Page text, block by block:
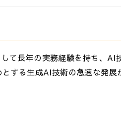
て長年の実務経験を持ち、AI
する生成AI技術の急速な発展